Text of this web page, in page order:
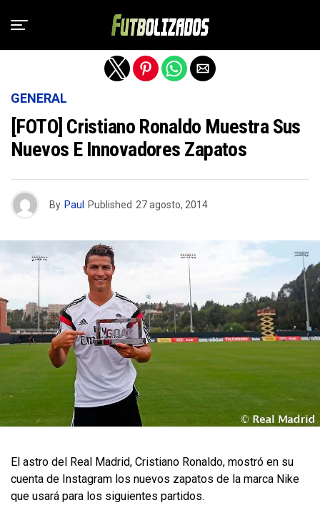
GENERAL
[FOTO] Cristiano Ronaldo Muestra Sus
Nuevos E Innovadores Zapatos
By Paul Published 27 agosto, 2014
El astro del Real Madrid, Cristiano Ronaldo, mostró en su
cuenta de Instagram los nuevos zapatos de la marca Nike
que usará para los siguientes partidos.
Salir de la versión móvil